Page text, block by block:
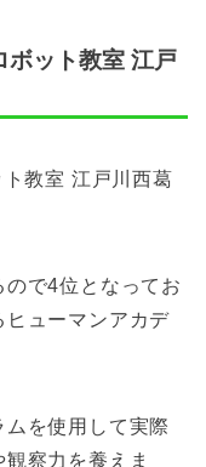
ボット教室 江戸
教室 江戸川西葛
で4位となってお
ヒューマンアカデ
を使用して実際
察力を養えま